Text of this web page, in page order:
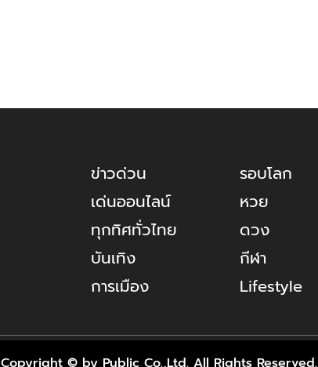
ข่าวด่วน
เด่นออนไลน์
ทุกทิศทั่วไทย
บันเทิง
การเมือง
รอบโลก
หวย
ดวง
กีฬา
Lifestyle